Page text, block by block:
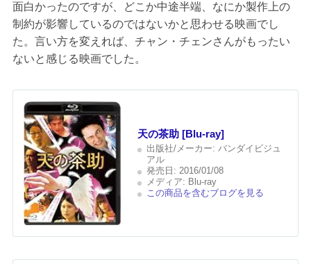
面白かったのですが、どこか中途半端、なにか製作上の
制約が影響しているのではないかと思わせる映画でし
た。言い方を変えれば、チャン・チェンさんがもったい
ないと感じる映画でした。
天の茶助 [Blu-ray]
出版社/メーカー: バンダイビジュ
アル
発売日: 2016/01/08
メディア: Blu-ray
この商品を含むブログを見る